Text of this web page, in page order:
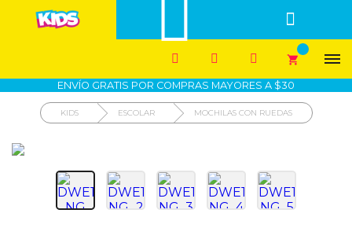
 
   
COMO COMPRAR DEVOLUCIÓN SIN COSTO
ENVÍO GRATIS POR COMPRAS MAYORES A $30
KIDS ESCOLAR MOCHILAS CON RUEDAS